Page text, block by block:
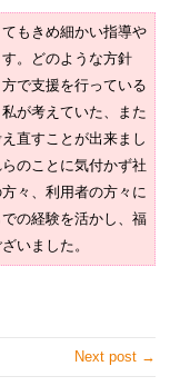
もきめ細かい指導や
。どのような方針
で支援を行っている
が考えていた、また
直すことが出来まし
のことに気付かず社
々、利用者の方々に
の経験を活かし、福
いました。
Next post →